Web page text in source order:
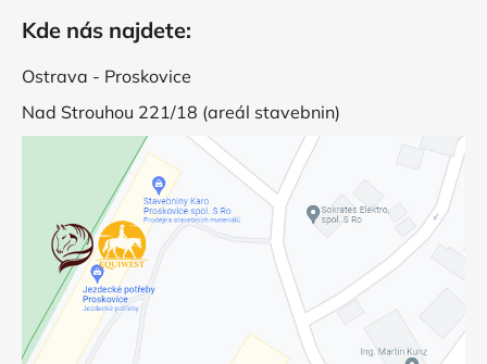
Kde nás najdete:
Ostrava - Proskovice
Nad Strouhou 221/18 (areál stavebnin)